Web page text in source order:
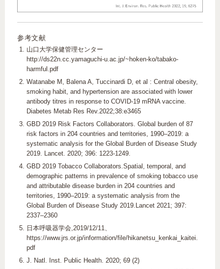
参考文献
山口大学保健管理センター
http://ds22n.cc.yamaguchi-u.ac.jp/~hoken-ko/tabako-
harmful.pdf
Watanabe M, Balena A, Tuccinardi D, et al : Central obesity,
smoking habit, and hypertension are associated with lower
antibody titres in response to COVID‐19 mRNA vaccine.
Diabetes Metab Res Rev.2022;38:e3465
GBD 2019 Risk Factors Collaborators. Global burden of 87
risk factors in 204 countries and territories, 1990–2019: a
systematic analysis for the Global Burden of Disease Study
2019. Lancet. 2020; 396: 1223-1249.
GBD 2019 Tobacco Collaborators.Spatial, temporal, and
demographic patterns in prevalence of smoking tobacco use
and attributable disease burden in 204 countries and
territories, 1990–2019: a systematic analysis from the
Global Burden of Disease Study 2019.Lancet 2021; 397:
2337–2360
日本呼吸器学会,2019/12/11、
https://www.jrs.or.jp/information/file/hikanetsu_kenkai_kaitei.
pdf
J. Natl. Inst. Public Health. 2020; 69 (2)